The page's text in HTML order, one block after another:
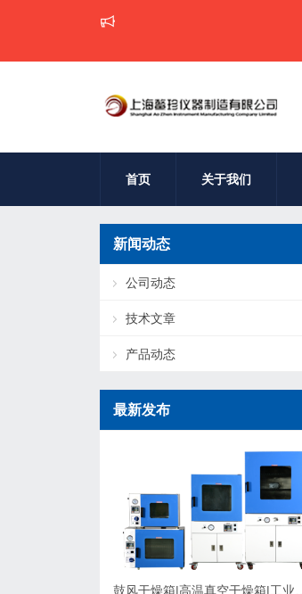
首页 关于我们
新闻动态
公司动态
技术文章
产品动态
最新发布